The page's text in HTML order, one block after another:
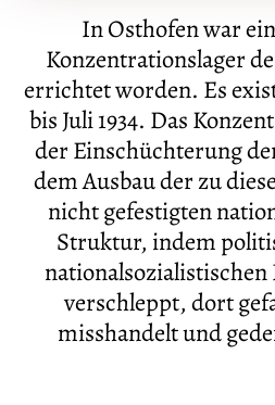
In Osthofen war
Konzentrationslager
errichtet worden. Es
bis Juli 1934. Das
der Einschüchterung
dem Ausbau der zu
nicht gefestigten
Struktur, indem
verschleppt, dort
misshandelt und